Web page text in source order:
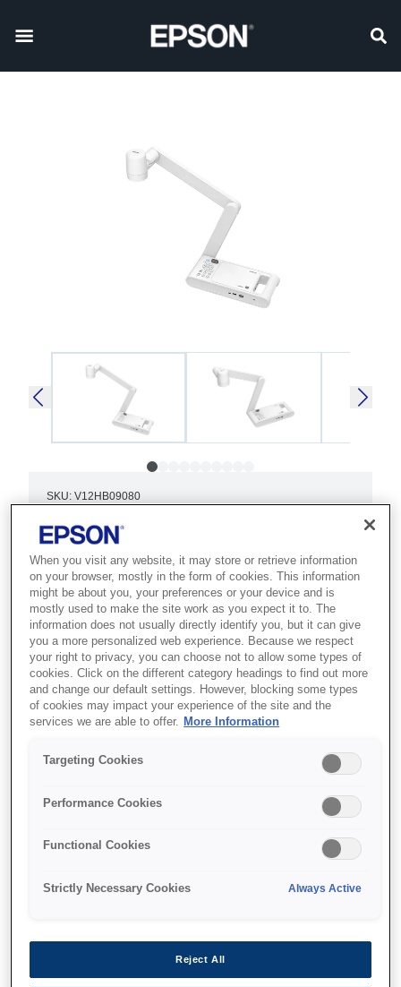
SKU: V12HB09080
Visualiser - ELPDC30 -
Desktop type
Трансформуйте навчання за
допомогою бездротової документ-
камери UHD з роздільною здатністю
4K ELPDC30 — покращте
креативність, комунікацію та
можливості підключення.
4K UHD visualiser
Камера на 13 мегапікселів
Де купити
When you visit any website, it may store or retrieve information
on your browser, mostly in the form of cookies. This information
might be about you, your preferences or your device and is
mostly used to make the site work as you expect it to. The
information does not usually directly identify you, but it can give
you a more personalized web experience. Because we respect
your right to privacy, you can choose not to allow some types of
cookies. Click on the different category headings to find out more
and change our default settings. However, blocking some types
of cookies may impact your experience of the site and the
services we are able to offer. More Information
Targeting Cookies
Performance Cookies
Functional Cookies
Strictly Necessary Cookies Always Active
Reject All